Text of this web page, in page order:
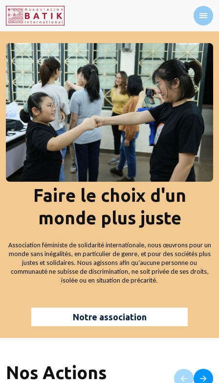
Faire le choix d'un
monde plus juste
Association féministe de solidarité internationale, nous œuvrons pour un
monde sans inégalités, en particulier de genre, et pour des sociétés plus
justes et solidaires. Nous agissons afin qu’aucune personne ou
communauté ne subisse de discrimination, ne soit privée de ses droits,
isolée ou en situation de précarité.
Notre association
Nos Actions